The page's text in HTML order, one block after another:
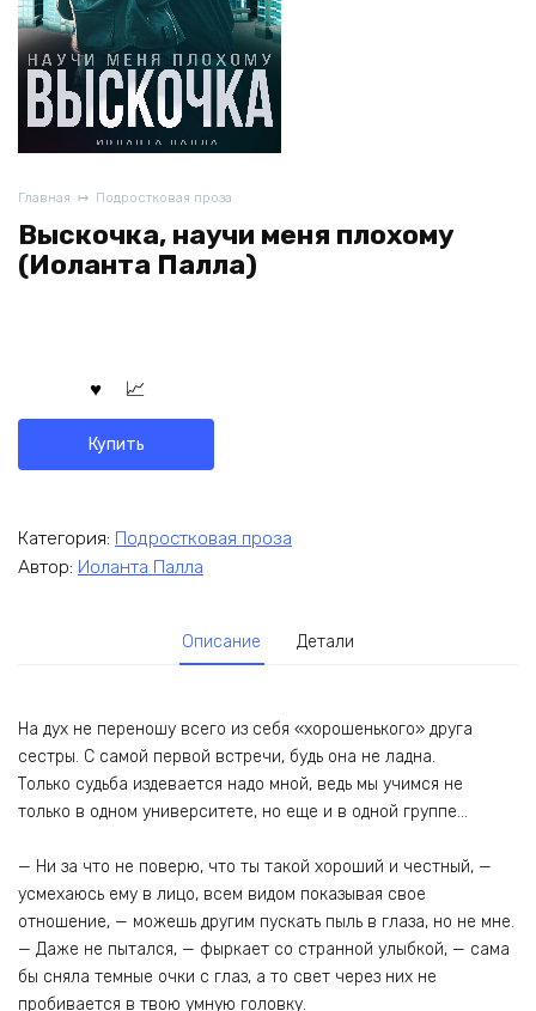
Главная Подростковая проза
Выскочка, научи меня плохому
(Иоланта Палла)
Купить
Категория: Подростковая проза
Автор: Иоланта Палла
Описание Детали
На дух не переношу всего из себя «хорошенького» друга
сестры. С самой первой встречи, будь она не ладна.
Только судьба издевается надо мной, ведь мы учимся не
только в одном университете, но еще и в одной группе…
— Ни за что не поверю, что ты такой хороший и честный, —
усмехаюсь ему в лицо, всем видом показывая свое
отношение, — можешь другим пускать пыль в глаза, но не мне.
— Даже не пытался, — фыркает со странной улыбкой, — сама
бы сняла темные очки с глаз, а то свет через них не
пробивается в твою умную головку.